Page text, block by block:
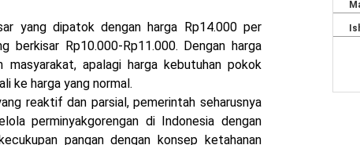
yang dipatok dengan harga Rp14.000 per
berkisar Rp10.000-Rp11.000. Dengan harga
apalagi harga kebutuhan pokok
ke harga yang normal.
reaktif dan parsial, pemerintah seharusnya
perminyakgorengan di Indonesia dengan
pangan dengan konsep ketahanan